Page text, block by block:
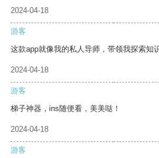
2024-04-18
游客
这款app就像我的私人导师，带领我探索知
2024-04-18
游客
梯子神器，ins随便看，美美哒！
2024-04-18
游客